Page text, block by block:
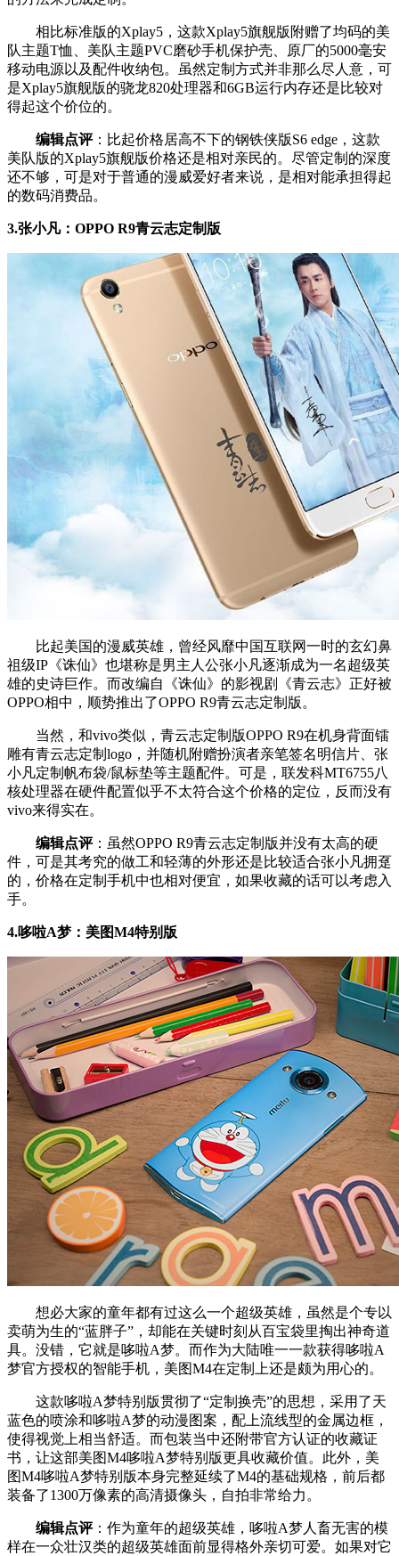
相比标准版的Xplay5，这款Xplay5旗舰版附赠了均码的美
队主题T恤、美队主题PVC磨砂手机保护壳、原厂的5000毫安
移动电源以及配件收纳包。虽然定制方式并非那么尽人意，可
是Xplay5旗舰版的骁龙820处理器和6GB运行内存还是比较对
得起这个价位的。
编辑点评：比起价格居高不下的钢铁侠版S6 edge，这款
美队版的Xplay5旗舰版价格还是相对亲民的。尽管定制的深度
还不够，可是对于普通的漫威爱好者来说，是相对能承担得起
的数码消费品。
3.张小凡：OPPO R9青云志定制版
比起美国的漫威英雄，曾经风靡中国互联网一时的玄幻鼻
祖级IP《诛仙》也堪称是男主人公张小凡逐渐成为一名超级英
雄的史诗巨作。而改编自《诛仙》的影视剧《青云志》正好被
OPPO相中，顺势推出了OPPO R9青云志定制版。
当然，和vivo类似，青云志定制版OPPO R9在机身背面镭
雕有青云志定制logo，并随机附赠扮演者亲笔签名明信片、张
小凡定制帆布袋/鼠标垫等主题配件。可是，联发科MT6755八
核处理器在硬件配置似乎不太符合这个价格的定位，反而没有
vivo来得实在。
编辑点评：虽然OPPO R9青云志定制版并没有太高的硬
件，可是其考究的做工和轻薄的外形还是比较适合张小凡拥趸
的，价格在定制手机中也相对便宜，如果收藏的话可以考虑入
手。
4.哆啦A梦：美图M4特别版
想必大家的童年都有过这么一个超级英雄，虽然是个专以
卖萌为生的“蓝胖子”，却能在关键时刻从百宝袋里掏出神奇道
具。没错，它就是哆啦A梦。而作为大陆唯一一款获得哆啦A
梦官方授权的智能手机，美图M4在定制上还是颇为用心的。
这款哆啦A梦特别版贯彻了“定制换壳”的思想，采用了天
蓝色的喷涂和哆啦A梦的动漫图案，配上流线型的金属边框，
使得视觉上相当舒适。而包装当中还附带官方认证的收藏证
书，让这部美图M4哆啦A梦特别版更具收藏价值。此外，美
图M4哆啦A梦特别版本身完整延续了M4的基础规格，前后都
装备了1300万像素的高清摄像头，自拍非常给力。
编辑点评：作为童年的超级英雄，哆啦A梦人畜无害的模
样在一众壮汉类的超级英雄面前显得格外亲切可爱。如果对它